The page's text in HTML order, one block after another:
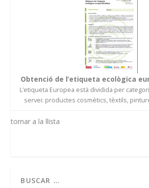
Obtenció de l’etiqueta ecològica
L’etiqueta Europea està dividida per
servei: productes cosmètics, tèxtils,
tornar a la llista